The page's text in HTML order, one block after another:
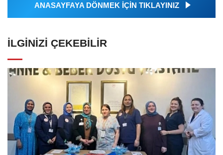
ANASAYFAYA DÖNMEK İÇİN TIKLAYINIZ
İLGINIZI ÇEKEBILIR